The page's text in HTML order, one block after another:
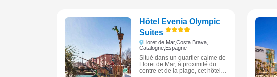
Hôtel Evenia Olympic
Suites
Lloret de Mar,Costa Brava,
Catalogne, Espagne
Situé dans un quartier calme de
Lloret de Mar, à proximité du
centre et de la plage, cet hôtel